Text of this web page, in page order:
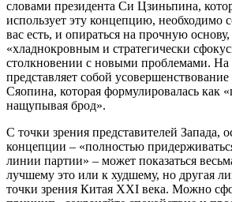
словами президента Си Цзиньпина,
использует эту концепцию, необходимо
вас есть, и опираться на прочную основу,
«хладнокровным и стратегически
столкновении с новыми проблемами. На
представляет собой
Сяопина, которая формулировалась как
нащупывая брод».
С точки зрения представителей Запада,
концепции – «полностью
линии партии» – может показаться
лучшему это или к худшему, но другая
точки зрения Китая XXI века. Можно